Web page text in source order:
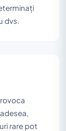
dvs.
rare pot